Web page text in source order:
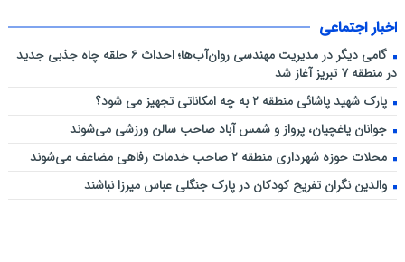
اخبار اجتماعی
گامی دیگر در مدیریت مهندسی روان‌آب‌ها؛ احداث ۶ حلقه چاه جذبی جدید
در منطقه ۷ تبریز آغاز شد
پارک شهید پاشائی منطقه ۲ به چه امکاناتی تجهیز می شود؟
جوانان یاغچیان، پرواز و شمس آباد صاحب سالن ورزشی می‌شوند
محلات حوزه شهرداری منطقه ۲ صاحب خدمات رفاهی مضاعف می‌شوند
والدین نگران تفریح کودکان در پارک جنگلی عباس میرزا نباشند